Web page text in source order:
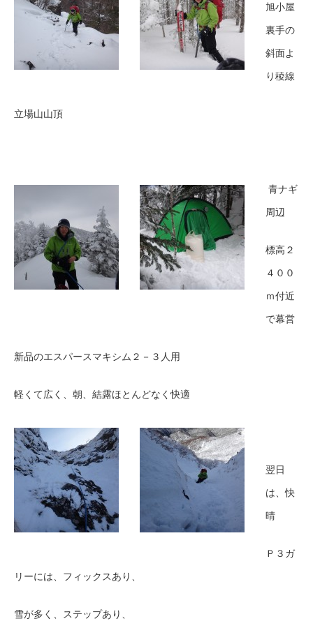
旭小屋
裏手の
斜面よ
り稜線
立場山山頂
青ナギ
周辺
標高２
４００
ｍ付近
で幕営
新品のエスパースマキシム２－３人用
軽くて広く、朝、結露ほとんどなく快適
翌日
は、快
晴
Ｐ３ガ
リーには、フィックスあり、
雪が多く、ステップあり、